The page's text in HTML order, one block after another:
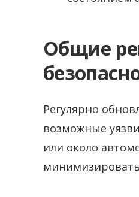
Общие
Регулярно
возможные
или около